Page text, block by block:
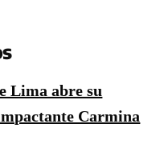
Lima abre su
Carmina